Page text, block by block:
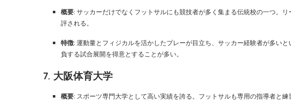
概要: サッカーだけでなくフットサルにも競技者が多く集まる伝統校の一つ。
評される。
特徴: 運動量とフィジカルを活かしたプレーが目立ち、サッカー経験者が多い
負する試合展開を得意とすることが多い。
7. 大阪体育大学
概要: スポーツ専門大学として高い実績を誇る。フットサルも専用の指導者と練